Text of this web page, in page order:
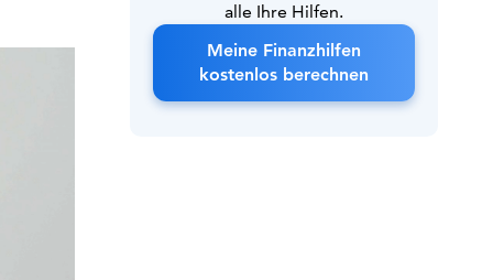
alle Ihre Hilfen.
Meine Finanzhilfen
kostenlos berechnen